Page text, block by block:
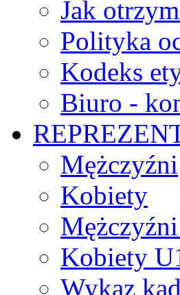
Jak
Polityka
Kodeks
Biuro -
Mężczyźni
Kobiety
Kobiety
Wykaz